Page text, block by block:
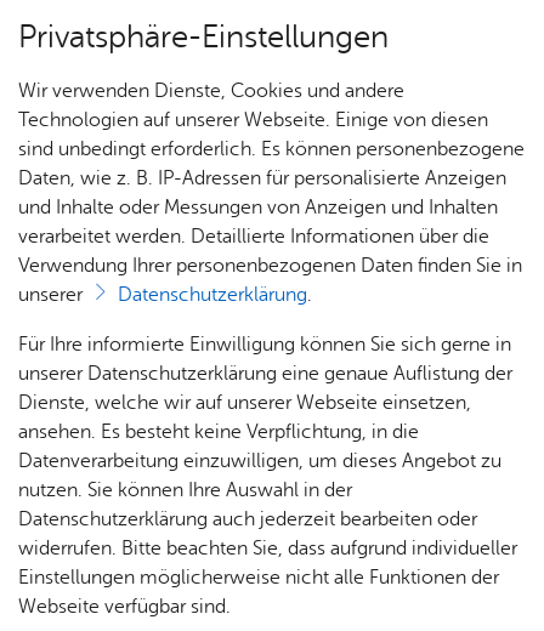
Über­sicht Bür­ger & Stadt
Rat­
haus &
Bür­
ger­
ser­vice
Rat­
häu­ser
& Orts­
ver­
wal­
Nach­
rich­
ten,
Vi­de­os
& Bil­
der
Me­di­
en­in­
for­ma­
tio­nen
Jobs
Stel­
len­an­
ge­bo­te
Aus­bil­
dung &
Stu­di­
um
Bauen
& Um­
welt
Geo­
da­ten
& 3D-
Stadt­
Ge­
sund­
heit &
kum
Ärzte &
Apo­
Aus­bil­dung & Stu­di­um
Vor­le­sen
Deine Aus­bil­dung bei der
Stadt Fried­richs­ha­fen
Neben einer vielseitigen, abwechslungsreichen
und interessanten Ausbildung bieten wir
viele weitere Vorzüge. Informiere Dich hier
über unsere Ausbildungsberufe und bewirb Dich
jetzt auf eine unserer
aktuellen Ausbildungsplätze.
Privatsphäre-Einstellungen
Wir verwenden Dienste, Cookies und andere
Technologien auf unserer Webseite. Einige von diesen
sind unbedingt erforderlich. Es können personenbezogene
Daten, wie z. B. IP-Adressen für personalisierte Anzeigen
und Inhalte oder Messungen von Anzeigen und Inhalten
verarbeitet werden. Detaillierte Informationen über die
Verwendung Ihrer personenbezogenen Daten finden Sie in
unserer
Datenschutzerklärung.
Für Ihre informierte Einwilligung können Sie sich gerne in
unserer Datenschutzerklärung eine genaue Auflistung der
Dienste, welche wir auf unserer Webseite einsetzen,
ansehen. Es besteht keine Verpflichtung, in die
Datenverarbeitung einzuwilligen, um dieses Angebot zu
nutzen. Sie können Ihre Auswahl in der
Datenschutzerklärung auch jederzeit bearbeiten oder
widerrufen. Bitte beachten Sie, dass aufgrund individueller
Einstellungen möglicherweise nicht alle Funktionen der
Webseite verfügbar sind.